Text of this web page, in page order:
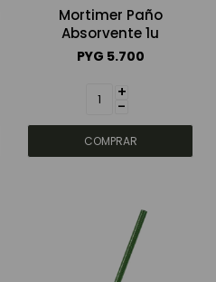
Mortimer Paño
Absorvente 1u
PYG 5.700
+
-